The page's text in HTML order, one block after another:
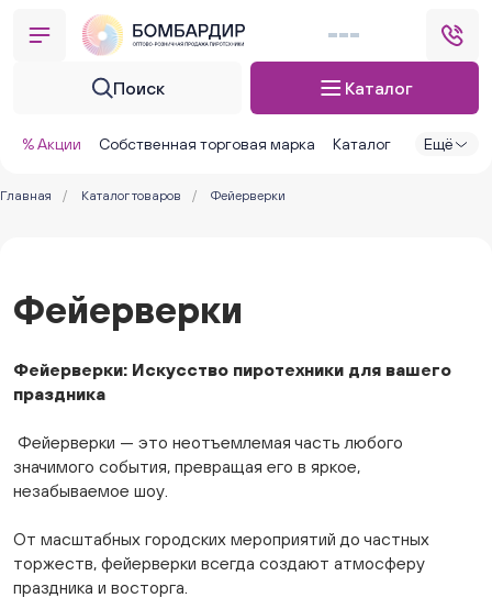
Поиск Каталог
% Акции Собственная торговая марка Каталог Ещё
Главная / Каталог товаров / Фейерверки
Фейерверки
Фейерверки: Искусство пиротехники для вашего
праздника
Фейерверки — это неотъемлемая часть любого
значимого события, превращая его в яркое,
незабываемое шоу.
От масштабных городских мероприятий до частных
торжеств, фейерверки всегда создают атмосферу
праздника и восторга.